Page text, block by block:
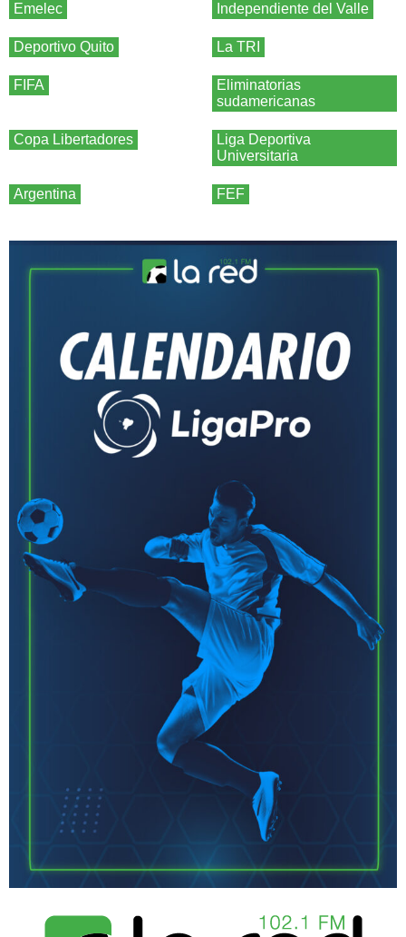
Emelec Independiente del Valle
Deportivo Quito La TRI
FIFA
Eliminatorias
sudamericanas
Copa Libertadores
Liga Deportiva
Universitaria
Argentina FEF